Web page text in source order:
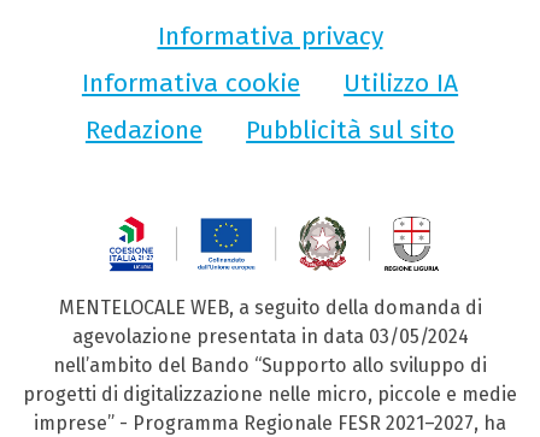
Informativa privacy
Informativa cookie
Utilizzo IA
Redazione
Pubblicità sul sito
MENTELOCALE WEB, a seguito della domanda di
agevolazione presentata in data 03/05/2024
nell’ambito del Bando “Supporto allo sviluppo di
progetti di digitalizzazione nelle micro, piccole e medie
imprese” - Programma Regionale FESR 2021–2027, ha